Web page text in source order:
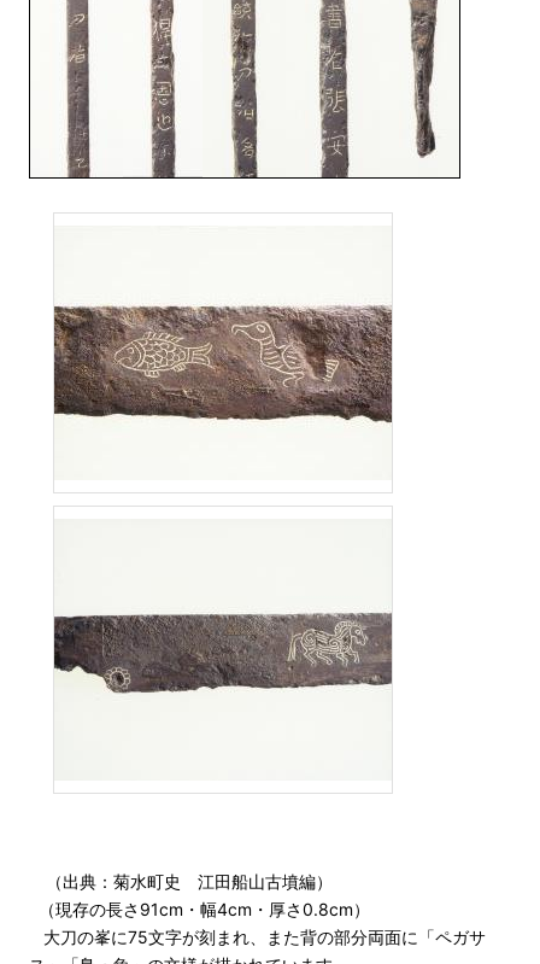
（出典：菊水町史 江田船山古墳編）
（現存の長さ91cm・幅4cm・厚さ0.8cm）
大刀の峯に75文字が刻まれ、また背の部分両面に「ペガサ